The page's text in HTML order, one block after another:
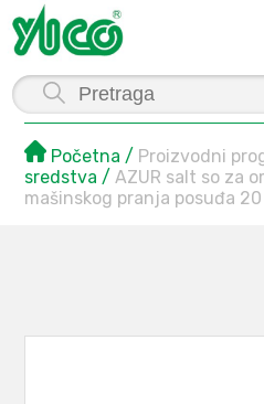
Početna Proizvodni
sredstva
AZUR salt so za
mašinskog pranja posuđa